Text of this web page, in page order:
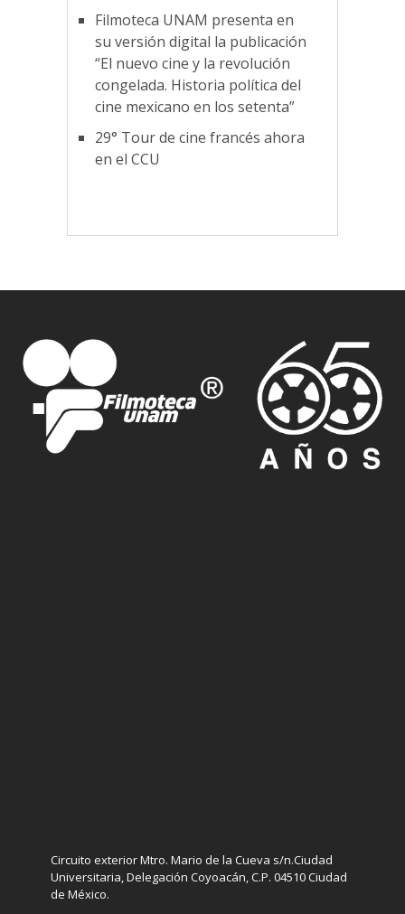
Filmoteca UNAM presenta en
su versión digital la publicación
“El nuevo cine y la revolución
congelada. Historia política del
cine mexicano en los setenta”
29° Tour de cine francés ahora
en el CCU
Circuito exterior Mtro. Mario de la Cueva s/n.Ciudad
Universitaria, Delegación Coyoacán, C.P. 04510 Ciudad
de México.